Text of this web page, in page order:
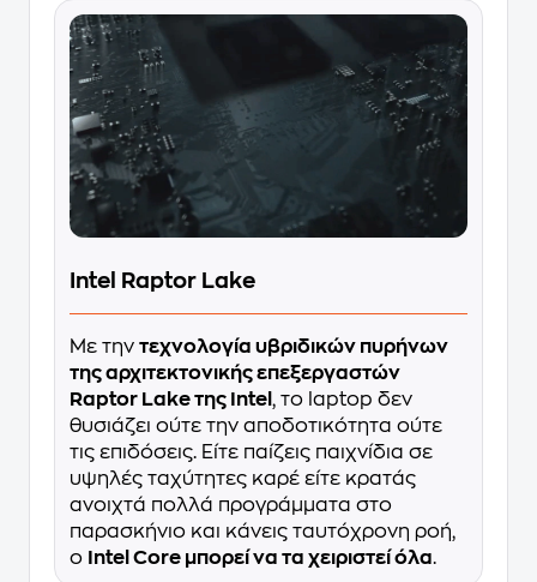
Intel Raptor Lake
Με την τεχνολογία υβριδικών πυρήνων
της αρχιτεκτονικής επεξεργαστών
Raptor Lake της Intel , το laptop δεν
θυσιάζει ούτε την αποδοτικότητα ούτε
τις επιδόσεις. Είτε παίζεις παιχνίδια σε
υψηλές ταχύτητες καρέ είτε κρατάς
ανοιχτά πολλά προγράμματα στο
παρασκήνιο και κάνεις ταυτόχρονη ροή,
ο
Intel Core μπορεί να τα χειριστεί όλα.